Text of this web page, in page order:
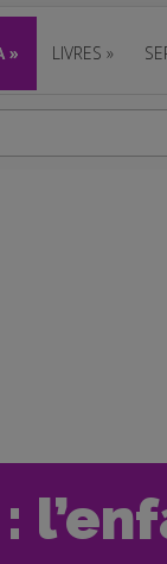
» LIVRES »